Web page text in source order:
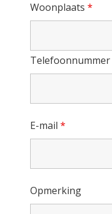
Woonplaats *
Telefoonnummer
E-mail *
Opmerking